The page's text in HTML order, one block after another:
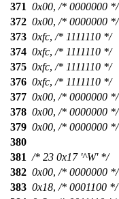
371 0x00, /* 0000000 */
372 0x00, /* 0000000 */
373 0xfc, /* 1111110 */
374 0xfc, /* 1111110 */
375 0xfc, /* 1111110 */
376 0xfc, /* 1111110 */
377 0x00, /* 0000000 */
378 0x00, /* 0000000 */
379 0x00, /* 0000000 */
380
381 /* 23 0x17 '^W' */
382 0x00, /* 0000000 */
383 0x18, /* 0001100 */